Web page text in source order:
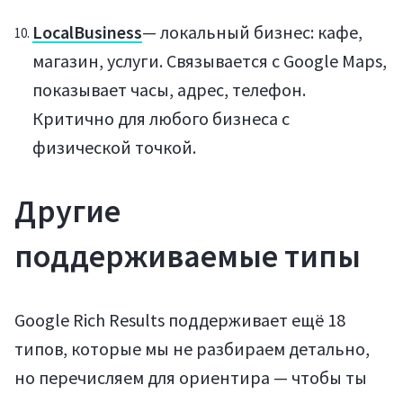
LocalBusiness— локальный бизнес: кафе,
магазин, услуги. Связывается с Google Maps,
показывает часы, адрес, телефон.
Критично для любого бизнеса с
физической точкой.
Другие
поддерживаемые типы
Google Rich Results поддерживает ещё 18
типов, которые мы не разбираем детально,
но перечисляем для ориентира — чтобы ты